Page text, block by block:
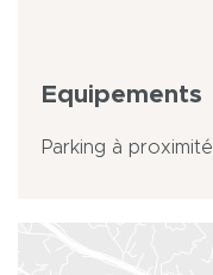
Equipements
Parking à proximité